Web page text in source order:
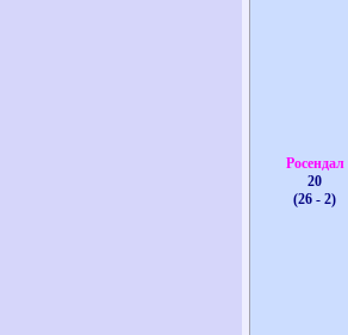
Росендал
20
(26 - 2)